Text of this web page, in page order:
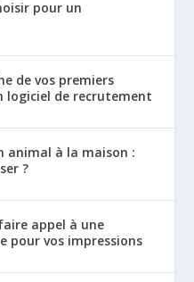
pour un
de vos premiers
logiciel de recrutement
animal à la maison :
?
appel à une
pour vos impressions